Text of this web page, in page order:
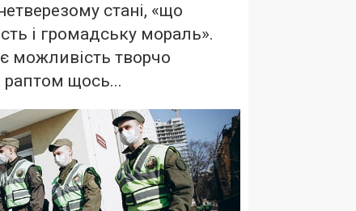
стані, «що
і громадську мораль».
можливість творчо
раптом щось...